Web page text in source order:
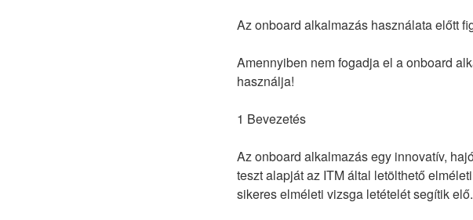
Az onboard alkalmazás használata előtt
Amennyiben nem fogadja el a onboard
használja!
1 Bevezetés
Az onboard alkalmazás egy innovatív,
teszt alapját az ITM által letölthető
sikeres elméleti vizsga letételét segítik elő.